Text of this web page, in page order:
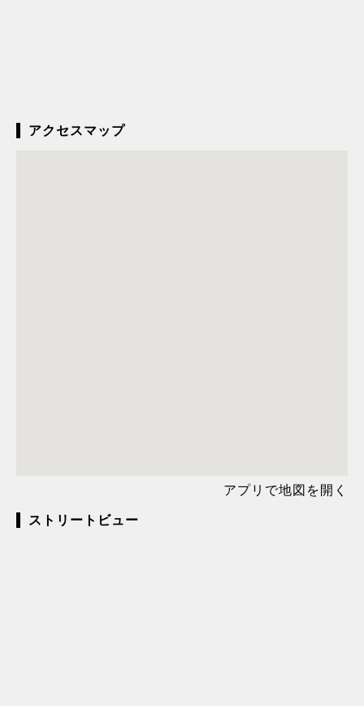
アクセスマップ
アプリで地図を開く
ストリートビュー